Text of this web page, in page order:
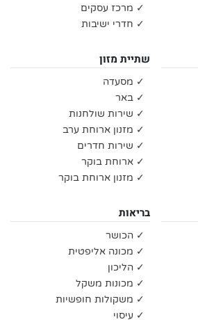
✓ מרכז עסקים
✓ חדרי ישיבות
שתיית מזון
✓ מסעדה
✓ באר
✓ שירות שולחנות
✓ מזנון ארוחת ערב
✓ שירות חדרים
✓ ארוחת בוקר
✓ מזנון ארוחת בוקר
בריאות
✓ הכושר
✓ מכונה אליפטית
✓ הליכון
✓ מכונות משקל
✓ משקולות חופשיות
✓ עיסוי